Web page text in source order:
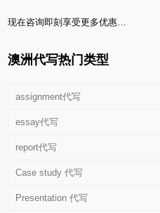
现在咨询即刻享受更多优惠…
澳洲代写热门类型
assignment代写
essay代写
report代写
Case study 代写
Presentation 代写